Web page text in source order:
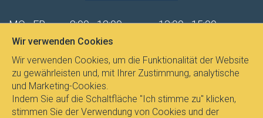
MO - FR 8:00 - 12:00
13:00 - 15:00
Datenschutz
Wir verwenden Cookies
Wir verwenden Cookies, um die Funktionalität der Website
zu gewährleisten und, mit Ihrer Zustimmung, analytische
und Marketing-Cookies.
Indem Sie auf die Schaltfläche "Ich stimme zu" klicken,
stimmen Sie der Verwendung von Cookies und der